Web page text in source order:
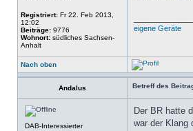
Registriert: Fr 22. Feb 2013,
12:02
Beiträge: 9776
Wohnort: südliches Sachsen-
Anhalt
eigene Geräte
Nach oben
Andalus Betreff des
DAB-Interessierter
Der BR hatte
war der Klang